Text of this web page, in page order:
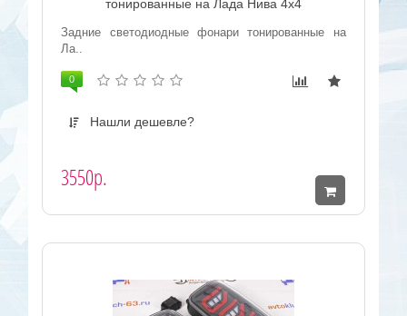
тонированные на Лада Нива 4х4
Задние светодиодные фонари тонированные на
Ла..
0
Нашли дешевле?
3550р.